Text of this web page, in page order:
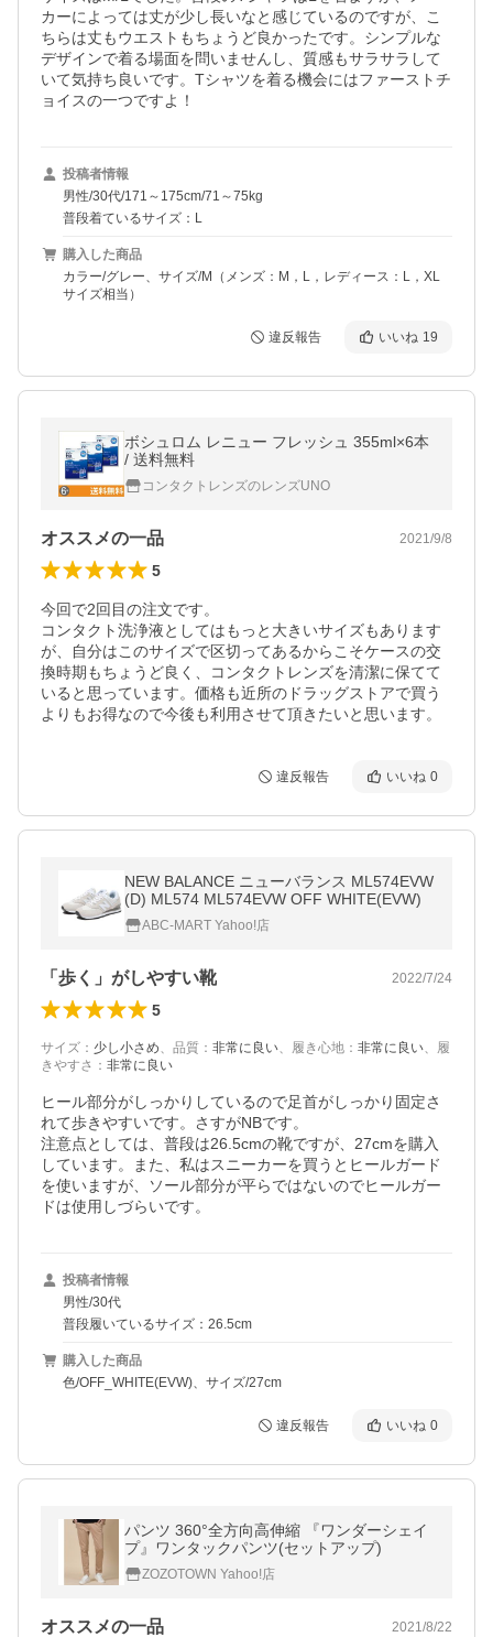
カーによっては丈が少し長いなと感じているのですが、こ
ちらは丈もウエストもちょうど良かったです。シンプルな
デザインで着る場面を問いませんし、質感もサラサラして
いて気持ち良いです。Tシャツを着る機会にはファーストチ
ョイスの一つですよ！
投稿者情報
男性/30代/171～175cm/71～75kg
普段着ているサイズ：L
購入した商品
カラー/グレー、サイズ/M（メンズ：M，L，レディース：L，XL
サイズ相当）
違反報告 いいね 19
ボシュロム レニュー フレッシュ 355ml×6本
/ 送料無料
コンタクトレンズのレンズUNO
オススメの一品 2021/9/8
5
今回で2回目の注文です。
コンタクト洗浄液としてはもっと大きいサイズもあります
が、自分はこのサイズで区切ってあるからこそケースの交
換時期もちょうど良く、コンタクトレンズを清潔に保てて
いると思っています。価格も近所のドラッグストアで買う
よりもお得なので今後も利用させて頂きたいと思います。
違反報告 いいね 0
NEW BALANCE ニューバランス ML574EVW
(D) ML574 ML574EVW OFF WHITE(EVW)
ABC-MART Yahoo!店
「歩く」がしやすい靴 2022/7/24
5
サイズ ： 少し小さめ、 品質 ： 非常に良い、 履き心地 ： 非常に良い、 履
きやすさ ： 非常に良い
ヒール部分がしっかりしているので足首がしっかり固定さ
れて歩きやすいです。さすがNBです。
注意点としては、普段は26.5cmの靴ですが、27cmを購入
しています。また、私はスニーカーを買うとヒールガード
を使いますが、ソール部分が平らではないのでヒールガー
ドは使用しづらいです。
投稿者情報
男性/30代
普段履いているサイズ：26.5cm
購入した商品
色/OFF_WHITE(EVW)、サイズ/27cm
違反報告 いいね 0
パンツ 360°全方向高伸縮 『ワンダーシェイ
プ』ワンタックパンツ(セットアップ)
ZOZOTOWN Yahoo!店
オススメの一品 2021/8/22